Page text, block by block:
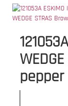
pepper